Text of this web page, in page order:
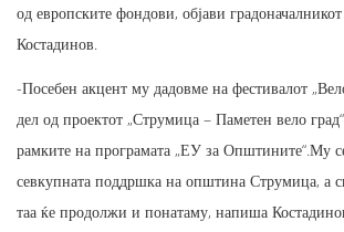
од европските фондови, објави
Костадинов.
-Посебен акцент му дадовме на фестивалот
дел од проектот „Струмица – Паметен вело
рамките на програмата „ЕУ за Општините“.Му
севкупната поддршка на општина Струмица, а
таа ќе продолжи и понатаму, напиша